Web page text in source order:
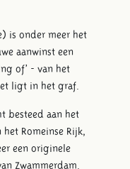
is onder meer het
aanwinst een
of’ - van het
ligt in het graf.
besteed aan het
Romeinse Rijk,
een originele
Zwammerdam.